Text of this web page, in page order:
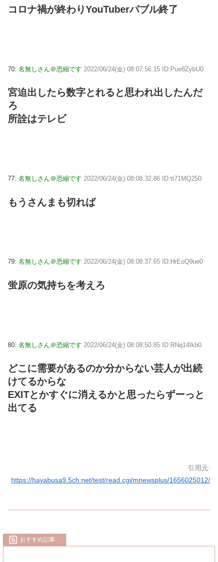
コロナ禍が終わりYouTuberパブル終了
70: 名無しさん＠恐縮です 2022/06/24(金) 08:07:56.15 ID:Pue8ZybU0
宮迫出したら数字とれると思われ出したんだ
ろ
所詮はテレビ
77: 名無しさん＠恐縮です 2022/06/24(金) 08:08:32.86 ID:tt71MQ250
もうさんまも切れば
79: 名無しさん＠恐縮です 2022/06/24(金) 08:08:37.65 ID:HrEoQ9ue0
蛍原の気持ちを考えろ
80: 名無しさん＠恐縮です 2022/06/24(金) 08:08:50.85 ID:RNq14Ikb0
どこに需要があるのか分からない芸人が出続
けてるからな
EXITとかすぐに消えるかと思ったらずーっと
出てる
引用元:
https://hayabusa9.5ch.net/test/read.cgi/mnewsplus/1656025012/
おすすめ記事